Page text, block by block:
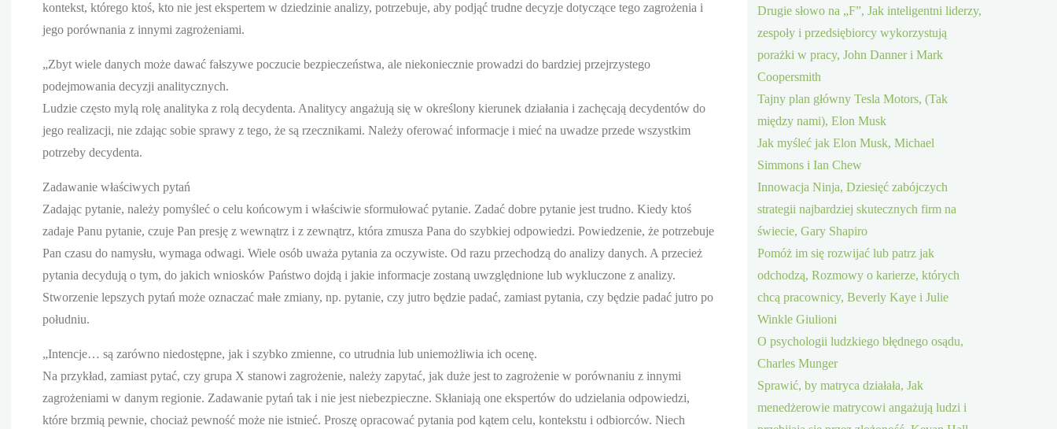
kontekst, którego ktoś, kto nie jest ekspertem w dziedzinie analizy, potrzebuje, aby podjąć trudne decyzje dotyczące tego zagrożenia i
jego porównania z innymi zagrożeniami.
„Zbyt wiele danych może dawać fałszywe poczucie bezpieczeństwa, ale niekoniecznie prowadzi do bardziej przejrzystego
podejmowania decyzji analitycznych.
Ludzie często mylą rolę analityka z rolą decydenta. Analitycy angażują się w określony kierunek działania i zachęcają decydentów do
jego realizacji, nie zdając sobie sprawy z tego, że są rzecznikami. Należy oferować informacje i mieć na uwadze przede wszystkim
potrzeby decydenta.
Zadawanie właściwych pytań
Zadając pytanie, należy pomyśleć o celu końcowym i właściwie sformułować pytanie. Zadać dobre pytanie jest trudno. Kiedy ktoś
zadaje Panu pytanie, czuje Pan presję z wewnątrz i z zewnątrz, która zmusza Pana do szybkiej odpowiedzi. Powiedzenie, że potrzebuje
Pan czasu do namysłu, wymaga odwagi. Wiele osób uważa pytania za oczywiste. Od razu przechodzą do analizy danych. A przecież
pytania decydują o tym, do jakich wniosków Państwo dojdą i jakie informacje zostaną uwzględnione lub wykluczone z analizy.
Stworzenie lepszych pytań może oznaczać małe zmiany, np. pytanie, czy jutro będzie padać, zamiast pytania, czy będzie padać jutro po
południu.
„Intencje… są zarówno niedostępne, jak i szybko zmienne, co utrudnia lub uniemożliwia ich ocenę.
Na przykład, zamiast pytać, czy grupa X stanowi zagrożenie, należy zapytać, jak duże jest to zagrożenie w porównaniu z innymi
zagrożeniami w danym regionie. Zadawanie pytań tak i nie jest niebezpieczne. Skłaniają one ekspertów do udzielania odpowiedzi,
które brzmią pewnie, chociaż pewność może nie istnieć. Proszę opracować pytania pod kątem celu, kontekstu i odbiorców. Niech
Drugie słowo na „F”, Jak inteligentni liderzy,
zespoły i przedsiębiorcy wykorzystują
porażki w pracy, John Danner i Mark
Coopersmith
Tajny plan główny Tesla Motors, (Tak
między nami), Elon Musk
Jak myśleć jak Elon Musk, Michael
Simmons i Ian Chew
Innowacja Ninja, Dziesięć zabójczych
strategii najbardziej skutecznych firm na
świecie, Gary Shapiro
Pomóż im się rozwijać lub patrz jak
odchodzą, Rozmowy o karierze, których
chcą pracownicy, Beverly Kaye i Julie
Winkle Giulioni
O psychologii ludzkiego błędnego osądu,
Charles Munger
Sprawić, by matryca działała, Jak
menedżerowie matrycowi angażują ludzi i